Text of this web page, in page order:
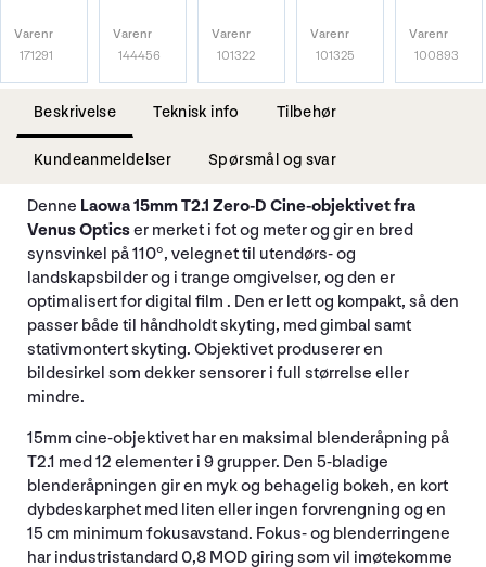
Varenr
171291
Varenr
144456
Varenr
101322
Varenr
101325
Varenr
100893
Beskrivelse Teknisk info Tilbehør
Kundeanmeldelser Spørsmål og svar
Denne Laowa 15mm T2.1 Zero-D Cine-objektivet fra
Venus Opticser merket i fot og meter og gir en bred
synsvinkel på 110°, velegnet til utendørs- og
landskapsbilder og i trange omgivelser, og den er
optimalisert for digital film . Den er lett og kompakt, så den
passer både til håndholdt skyting, med gimbal samt
stativmontert skyting. Objektivet produserer en
bildesirkel som dekker sensorer i full størrelse eller
mindre.
15mm cine-objektivet har en maksimal blenderåpning på
T2.1 med 12 elementer i 9 grupper. Den 5-bladige
blenderåpningen gir en myk og behagelig bokeh, en kort
dybdeskarphet med liten eller ingen forvrengning og en
15 cm minimum fokusavstand. Fokus- og blenderringene
har industristandard 0,8 MOD giring som vil imøtekomme